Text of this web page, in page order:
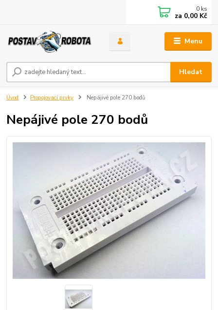
Menu
Hledat
0 ks
za 0,00 Kč
Úvod Propojovací prvky Nepájivé pole 270 bodů
Nepájivé pole 270 bodů